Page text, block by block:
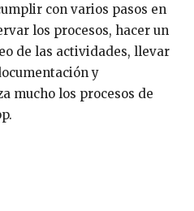
con varios pasos en
los procesos, hacer un
de las actividades, llevar
y
mucho los procesos de